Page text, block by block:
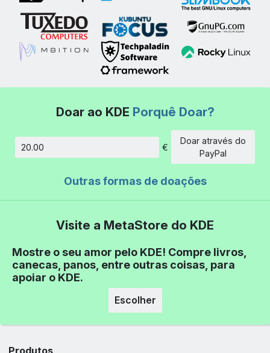
Doar ao KDE Porquê Doar?
Montante
€
Doar através do
PayPal
Outras formas de doações
Visite a MetaStore do KDE
Mostre o seu amor pelo KDE! Compre livros,
canecas, panos, entre outras coisas, para
apoiar o KDE.
Escolher
Produtos